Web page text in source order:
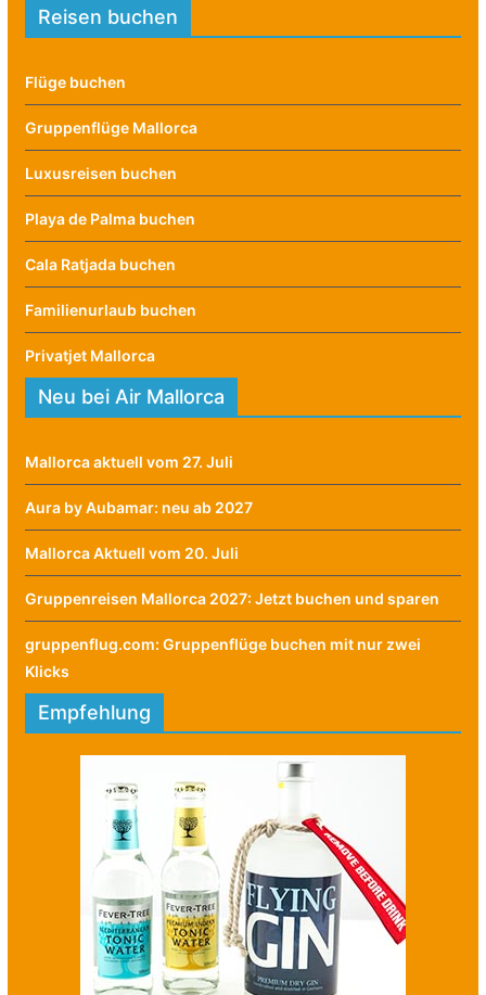
Reisen buchen
Flüge buchen
Gruppenflüge Mallorca
Luxusreisen buchen
Playa de Palma buchen
Cala Ratjada buchen
Familienurlaub buchen
Privatjet Mallorca
Neu bei Air Mallorca
Mallorca aktuell vom 27. Juli
Aura by Aubamar: neu ab 2027
Mallorca Aktuell vom 20. Juli
Gruppenreisen Mallorca 2027: Jetzt buchen und sparen
gruppenflug.com: Gruppenflüge buchen mit nur zwei
Klicks
Empfehlung